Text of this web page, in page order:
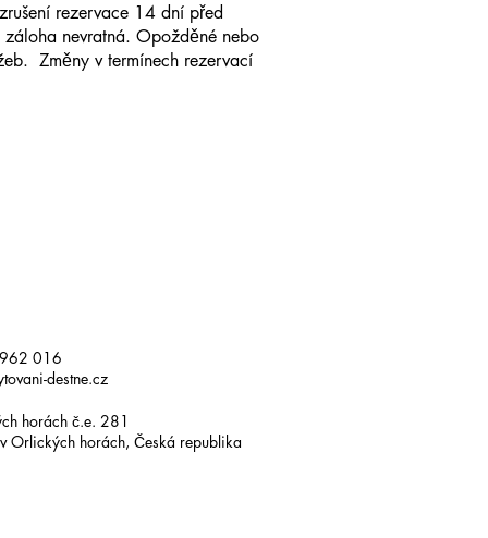
rezervace 14 dní před
nevratná. Opožděné nebo
Změny v termínech rezervací
016
destne.cz
horách č.e. 281
Orlických horách, Česká republika